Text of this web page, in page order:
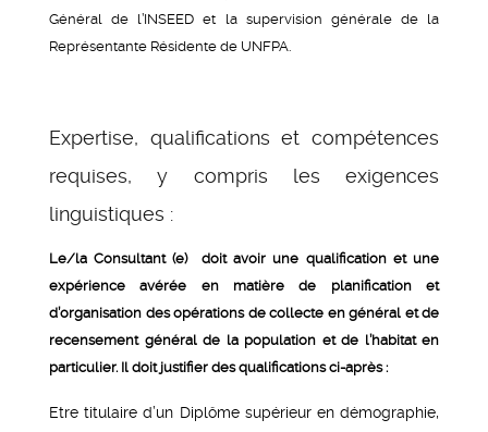
Général de l’INSEED et la supervision générale de la
Représentante Résidente de UNFPA.
Expertise, qualifications et compétences
requises, y compris les exigences
linguistiques :
Le/la Consultant (e) doit avoir une qualification et une
expérience avérée en matière de planification et
d’organisation des opérations de collecte en général et de
recensement général de la population et de l’habitat en
particulier. Il doit justifier des qualifications ci-après :
Etre titulaire d’un Diplôme supérieur en démographie,